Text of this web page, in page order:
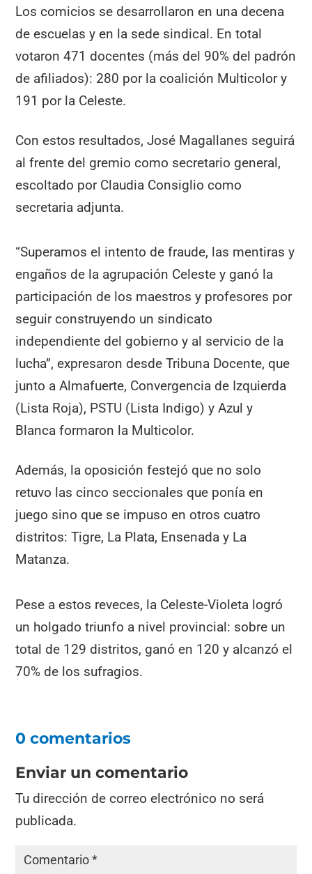
Los comicios se desarrollaron en una decena
de escuelas y en la sede sindical. En total
votaron 471 docentes (más del 90% del padrón
de afiliados): 280 por la coalición Multicolor y
191 por la Celeste.
Con estos resultados, José Magallanes seguirá
al frente del gremio como secretario general,
escoltado por Claudia Consiglio como
secretaria adjunta.
“Superamos el intento de fraude, las mentiras y
engaños de la agrupación Celeste y ganó la
participación de los maestros y profesores por
seguir construyendo un sindicato
independiente del gobierno y al servicio de la
lucha”, expresaron desde Tribuna Docente, que
junto a Almafuerte, Convergencia de Izquierda
(Lista Roja), PSTU (Lista Indigo) y Azul y
Blanca formaron la Multicolor.
Además, la oposición festejó que no solo
retuvo las cinco seccionales que ponía en
juego sino que se impuso en otros cuatro
distritos: Tigre, La Plata, Ensenada y La
Matanza.
Pese a estos reveces, la Celeste-Violeta logró
un holgado triunfo a nivel provincial: sobre un
total de 129 distritos, ganó en 120 y alcanzó el
70% de los sufragios.
0 comentarios
Enviar un comentario
Tu dirección de correo electrónico no será
publicada.